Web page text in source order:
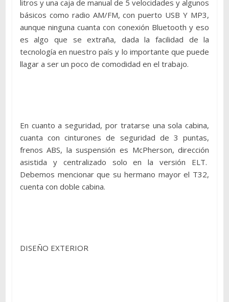
litros y una caja de manual de 5 velocidades y algunos
básicos como radio AM/FM, con puerto USB Y MP3,
aunque ninguna cuanta con conexión Bluetooth y eso
es algo que se extraña, dada la facilidad de la
tecnología en nuestro país y lo importante que puede
llagar a ser un poco de comodidad en el trabajo.
En cuanto a seguridad, por tratarse una sola cabina,
cuanta con cinturones de seguridad de 3 puntas,
frenos ABS, la suspensión es McPherson, dirección
asistida y centralizado solo en la versión ELT.
Debemos mencionar que su hermano mayor el T32,
cuenta con doble cabina.
DISEÑO EXTERIOR